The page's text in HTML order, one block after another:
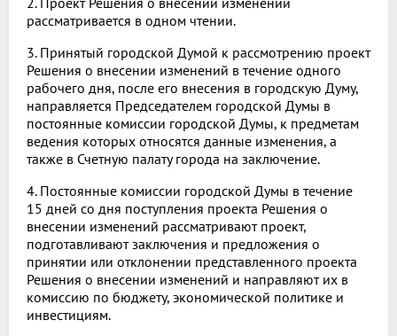
рассматривается в одном чтении.
3. Принятый городской Думой к рассмотрению проект
Решения о внесении изменений в течение одного
рабочего дня, после его внесения в городскую Думу,
направляется Председателем городской Думы в
постоянные комиссии городской Думы, к предметам
ведения которых относятся данные изменения, а
также в Счетную палату города на заключение.
4. Постоянные комиссии городской Думы в течение
15 дней со дня поступления проекта Решения о
внесении изменений рассматривают проект,
подготавливают заключения и предложения о
принятии или отклонении представленного проекта
Решения о внесении изменений и направляют их в
комиссию по бюджету, экономической политике и
инвестициям.